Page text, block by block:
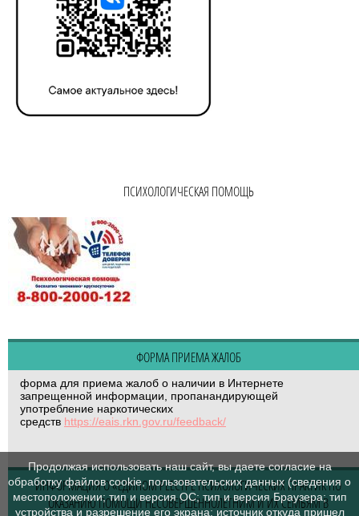
ПСИХОЛОГИЧЕСКАЯ ПОМОЩЬ
ФОРМА ПРИЕМА ЖАЛОБ
форма для приема жалоб о наличии в Интернете
запрещенной информации, пропанандирующей
употребление наркотических
средств https://eais.rkn.gov.ru/feedback/
ИНФОРМАЦИЯ О «ЕДИНОМ РЕЕСТРЕ ПСИХОЛОГИЧЕСКИХ ПРАКТИК ПО
ОКАЗАНИЮ ПОМОЩИ НЕСОВЕРШЕННОЛЕТНИМ И ИХ СЕМЬЯМ В
Продолжая использовать наш сайт, вы даете согласие на
обработку файлов cookie, пользовательских данных (сведения о
местоположении; тип и версия ОС; тип и версия Браузера; тип
устройства и разрешение его экрана; источник откуда пришел